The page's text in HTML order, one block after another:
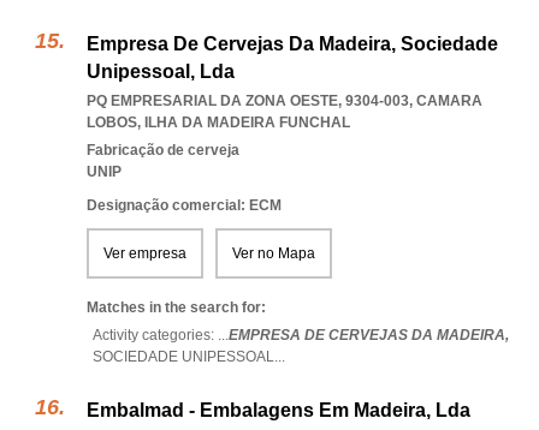
Empresa De Cervejas Da Madeira, Sociedade
Unipessoal, Lda
PQ EMPRESARIAL DA ZONA OESTE, 9304-003, CAMARA
LOBOS, ILHA DA MADEIRA FUNCHAL
Fabricação de cerveja
UNIP
Designação comercial: ECM
Ver empresa Ver no Mapa
Matches in the search for:
Activity categories: ...EMPRESA DE CERVEJAS DA MADEIRA,
SOCIEDADE UNIPESSOAL...
Embalmad - Embalagens Em Madeira, Lda